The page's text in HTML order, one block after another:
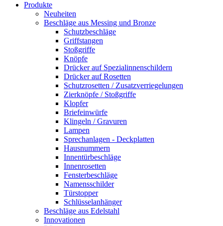
Produkte
Neuheiten
Beschläge aus Messing und Bronze
Schutzbeschläge
Griffstangen
Stoßgriffe
Knöpfe
Drücker auf Spezialinnenschildern
Drücker auf Rosetten
Schutzrosetten / Zusatzverriegelungen
Zierknöpfe / Stoßgriffe
Klopfer
Briefeinwürfe
Klingeln / Gravuren
Lampen
Sprechanlagen - Deckplatten
Hausnummern
Innentürbeschläge
Innenrosetten
Fensterbeschläge
Namensschilder
Türstopper
Schlüsselanhänger
Beschläge aus Edelstahl
Innovationen